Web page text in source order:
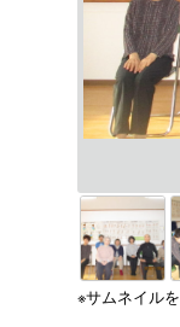
※サムネイル